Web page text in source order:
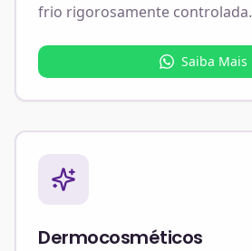
frio rigorosamente controlada.
Saiba Mais
Dermocosméticos